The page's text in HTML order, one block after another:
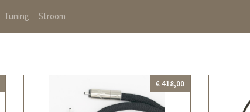
Tuning Stroom
€ 418,00